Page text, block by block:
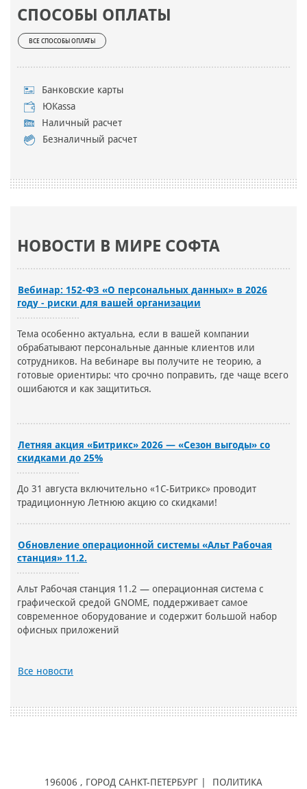
СПОСОБЫ ОПЛАТЫ
ВСЕ СПОСОБЫ ОПЛАТЫ
Банковские карты
ЮKassa
Наличный расчет
Безналичный расчет
НОВОСТИ В МИРЕ СОФТА
Вебинар: 152-ФЗ «О персональных данных» в 2026
году - риски для вашей организации
Тема особенно актуальна, если в вашей компании
обрабатывают персональные данные клиентов или
сотрудников. На вебинаре вы получите не теорию, а
готовые ориентиры: что срочно поправить, где чаще всего
ошибаются и как защититься.
Летняя акция «Битрикс» 2026 — «Сезон выгоды» со
скидками до 25%
До 31 августа включительно «1С-Битрикс» проводит
традиционную Летнюю акцию со скидками!
Обновление операционной системы «Альт Рабочая
станция» 11.2.
Альт Рабочая станция 11.2 — операционная система с
графической средой GNOME, поддерживает самое
современное оборудование и содержит большой набор
офисных приложений
Все новости
196006 , ГОРОД САНКТ-ПЕТЕРБУРГ | ПОЛИТИКА